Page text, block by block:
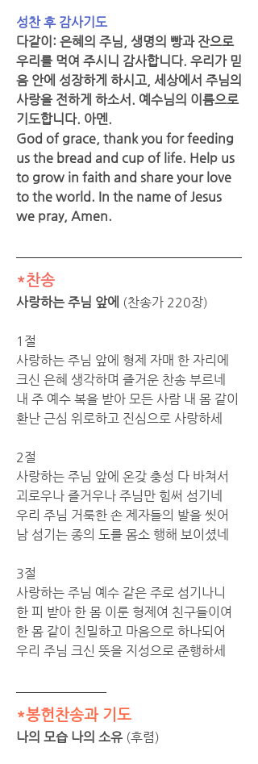
성찬 후 감사기도
다같이: 은혜의 주님, 생명의 빵과 잔으로
우리를 먹여 주시니 감사합니다. 우리가 믿
음 안에 성장하게 하시고, 세상에서 주님의
사랑을 전하게 하소서. 예수님의 이름으로
기도합니다. 아멘.
God of grace, thank you for feeding
us the bread and cup of life. Help us
to grow in faith and share your love
to the world. In the name of Jesus
we pray, Amen.
*찬송
사랑하는 주님 앞에 (찬송가 220장)
1절
사랑하는 주님 앞에 형제 자매 한 자리에
크신 은혜 생각하며 즐거운 찬송 부르네
내 주 예수 복을 받아 모든 사람 내 몸 같이
환난 근심 위로하고 진심으로 사랑하세
2절
사랑하는 주님 앞에 온갖 충성 다 바쳐서
괴로우나 즐거우나 주님만 힘써 섬기네
우리 주님 거룩한 손 제자들의 발을 씻어
남 섬기는 종의 도를 몸소 행해 보이셨네
3절
사랑하는 주님 예수 같은 주로 섬기나니
한 피 받아 한 몸 이룬 형제여 친구들이여
한 몸 같이 친밀하고 마음으로 하나되어
우리 주님 크신 뜻을 지성으로 준행하세
*봉헌찬송과 기도
나의 모습 나의 소유 (후렴)